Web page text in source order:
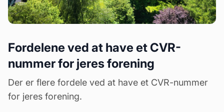
Fordelene ved at have et CVR-
nummer for jeres forening
Der er flere fordele ved at have et CVR-nummer
for jeres forening.